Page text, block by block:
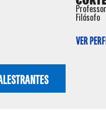
Filósofo
VER